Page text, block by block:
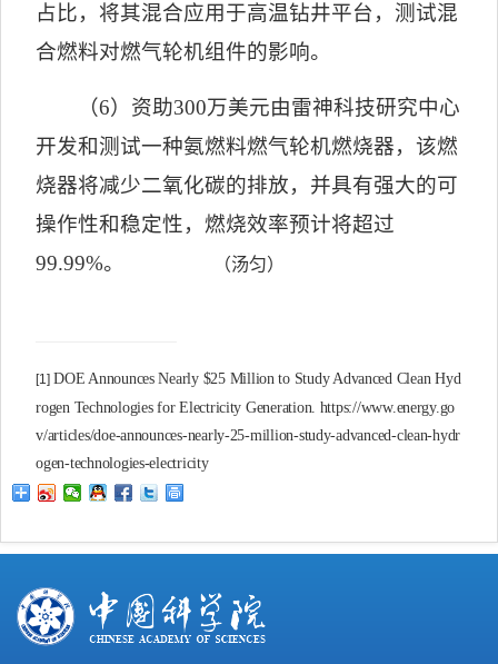
占比，将其混合应用于高温钻井平台，测试混
合燃料对燃气轮机组件的影响。
（6）资助300万美元由雷神科技研究中心
开发和测试一种氨燃料燃气轮机燃烧器，该燃
烧器将减少二氧化碳的排放，并具有强大的可
操作性和稳定性，燃烧效率预计将超过
99.99%。 （汤匀）
[1]DOE Announces Nearly $25 Million to Study Advanced Clean Hyd
rogen Technologies for Electricity Generation. https://www.energy.go
v/articles/doe-announces-nearly-25-million-study-advanced-clean-hydr
ogen-technologies-electricity